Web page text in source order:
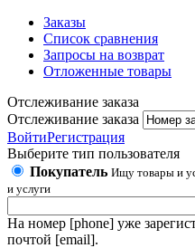
Заказы
Список сравнения
Запросы на возврат
Отложенные товары
Отслеживание заказа
Отслеживание заказа
ВойтиРегистрация
Выберите тип пользователя
Покупатель Ищу товары и
и услуги
На номер [phone] уже
почтой [email].